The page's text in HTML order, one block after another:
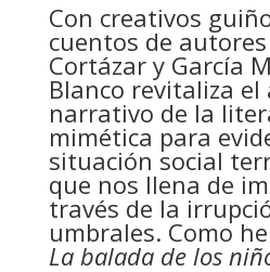
Con creativos
cuentos de
Cortázar y García
Blanco revitaliza el
narrativo de la
mimética para
situación social
que nos llena de
través de la
umbrales. Como
La balada de los